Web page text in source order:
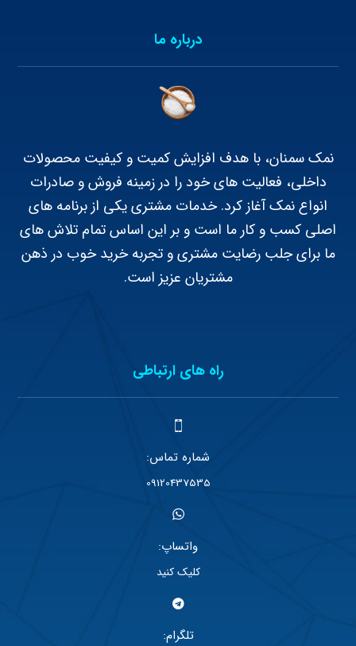
درباره ما
نمک سمنان، با هدف افزایش کمیت و کیفیت محصولات
داخلی، فعالیت های خود را در زمینه فروش و صادرات
انواع نمک آغاز کرد. خدمات مشتری یکی از برنامه های
اصلی کسب و کار ما است و بر این اساس تمام تلاش های
ما برای جلب رضایت مشتری و تجربه خرید خوب در ذهن
مشتریان عزیز است.
راه های ارتباطی
شماره تماس:
09120437535
واتساپ:
کلیک کنید
تلگرام: